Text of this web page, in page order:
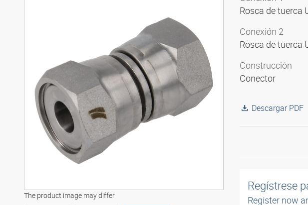
The product image may differ
Modelo 3D
Rosca de tuerca
Conexión 2
Rosca de tuerca
Construcción
Conector
Descargar PDF
Regístrese
Register now